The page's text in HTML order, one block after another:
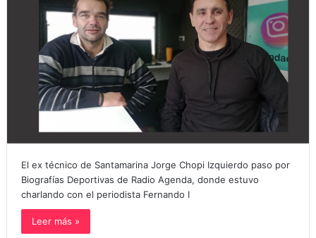
El ex técnico de Santamarina Jorge Chopi Izquierdo paso por
Biografías Deportivas de Radio Agenda, donde estuvo
charlando con el periodista Fernando I
Leer más »